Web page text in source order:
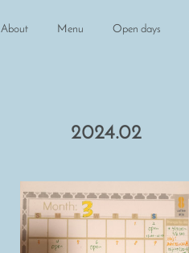
About Menu Open days
2024.02